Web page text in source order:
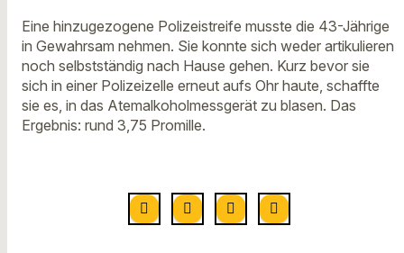
Eine hinzugezogene Polizeistreife musste die 43-Jährige
in Gewahrsam nehmen. Sie konnte sich weder artikulieren
noch selbstständig nach Hause gehen. Kurz bevor sie
sich in einer Polizeizelle erneut aufs Ohr haute, schaffte
sie es, in das Atemalkoholmessgerät zu blasen. Das
Ergebnis: rund 3,75 Promille.